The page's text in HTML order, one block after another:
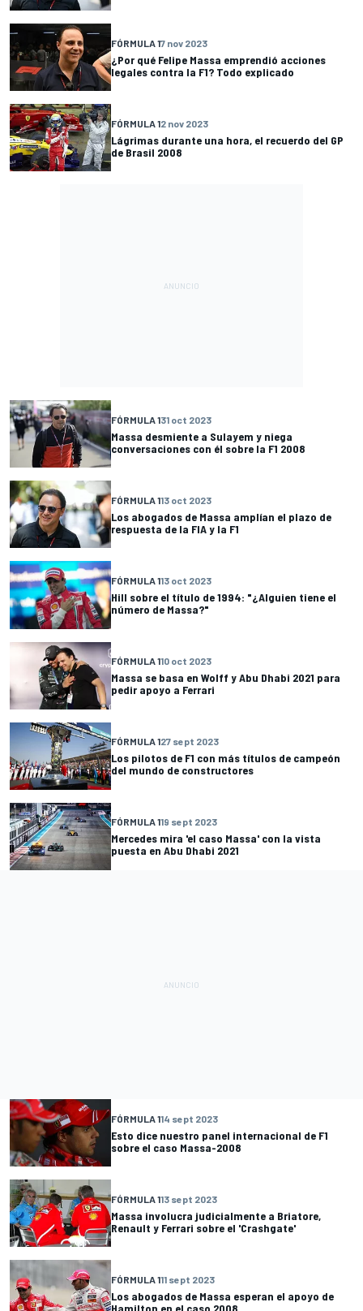
FÓRMULA 17 nov 2023
¿Por qué Felipe Massa emprendió acciones
legales contra la F1? Todo explicado
FÓRMULA 12 nov 2023
Lágrimas durante una hora, el recuerdo del GP
de Brasil 2008
FÓRMULA 131 oct 2023
Massa desmiente a Sulayem y niega
conversaciones con él sobre la F1 2008
FÓRMULA 113 oct 2023
Los abogados de Massa amplían el plazo de
respuesta de la FIA y la F1
FÓRMULA 113 oct 2023
Hill sobre el título de 1994: "¿Alguien tiene el
número de Massa?"
FÓRMULA 110 oct 2023
Massa se basa en Wolff y Abu Dhabi 2021 para
pedir apoyo a Ferrari
FÓRMULA 127 sept 2023
Los pilotos de F1 con más títulos de campeón
del mundo de constructores
FÓRMULA 119 sept 2023
Mercedes mira 'el caso Massa' con la vista
puesta en Abu Dhabi 2021
FÓRMULA 114 sept 2023
Esto dice nuestro panel internacional de F1
sobre el caso Massa-2008
FÓRMULA 113 sept 2023
Massa involucra judicialmente a Briatore,
Renault y Ferrari sobre el 'Crashgate'
FÓRMULA 111 sept 2023
Los abogados de Massa esperan el apoyo de
Hamilton en el caso 2008